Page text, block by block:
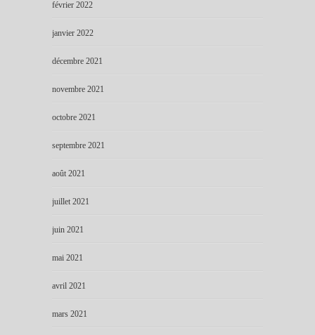
février 2022
janvier 2022
décembre 2021
novembre 2021
octobre 2021
septembre 2021
août 2021
juillet 2021
juin 2021
mai 2021
avril 2021
mars 2021